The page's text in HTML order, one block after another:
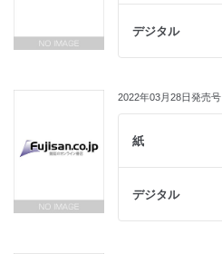
デジタル
2022年03月28日発売号
紙
デジタル